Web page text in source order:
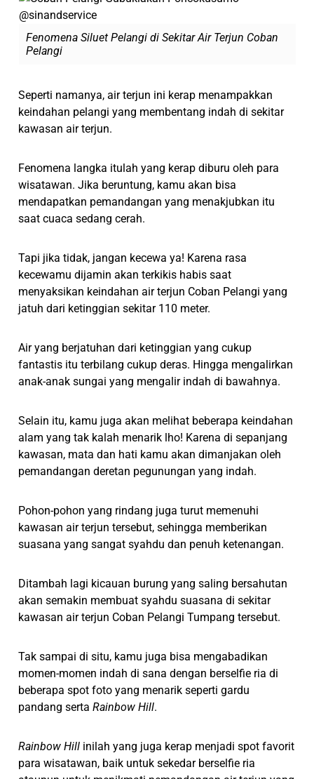
Fenomena Siluet Pelangi di Sekitar Air Terjun Coban
Pelangi
Seperti namanya, air terjun ini kerap menampakkan
keindahan pelangi yang membentang indah di sekitar
kawasan air terjun.
Fenomena langka itulah yang kerap diburu oleh para
wisatawan. Jika beruntung, kamu akan bisa
mendapatkan pemandangan yang menakjubkan itu
saat cuaca sedang cerah.
Tapi jika tidak, jangan kecewa ya! Karena rasa
kecewamu dijamin akan terkikis habis saat
menyaksikan keindahan air terjun Coban Pelangi yang
jatuh dari ketinggian sekitar 110 meter.
Air yang berjatuhan dari ketinggian yang cukup
fantastis itu terbilang cukup deras. Hingga mengalirkan
anak-anak sungai yang mengalir indah di bawahnya.
Selain itu, kamu juga akan melihat beberapa keindahan
alam yang tak kalah menarik lho! Karena di sepanjang
kawasan, mata dan hati kamu akan dimanjakan oleh
pemandangan deretan pegunungan yang indah.
Pohon-pohon yang rindang juga turut memenuhi
kawasan air terjun tersebut, sehingga memberikan
suasana yang sangat syahdu dan penuh ketenangan.
Ditambah lagi kicauan burung yang saling bersahutan
akan semakin membuat syahdu suasana di sekitar
kawasan air terjun Coban Pelangi Tumpang tersebut.
Tak sampai di situ, kamu juga bisa mengabadikan
momen-momen indah di sana dengan berselfie ria di
beberapa spot foto yang menarik seperti gardu
pandang sertaRainbow Hill.
Rainbow Hill inilah yang juga kerap menjadi spot favorit
para wisatawan, baik untuk sekedar berselfie ria